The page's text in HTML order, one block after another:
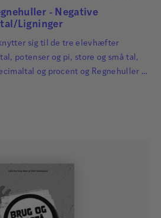
Bach
- Negative
Ligninger
sig til de tre elevhæfter
potenser og pi, store og små tal,
og procent og Regnehuller –